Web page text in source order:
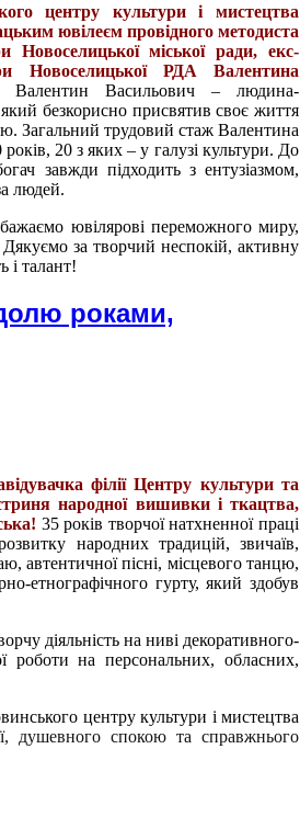
центру культури і мистецтва
ювілеєм провідного методиста
Новоселицької міської ради, екс-
Новоселицької РДА Валентина
Валентин Васильович – людина-
безкорисно присвятив своє життя
Загальний трудовий стаж Валентина
20 з яких – у галузі культури. До
завжди підходить з ентузіазмом,
людей.
ювілярові переможного миру,
за творчий неспокій, активну
і талант!
роками,
філії Центру культури та
народної вишивки і ткацтва,
35 років творчої натхненної праці
народних традицій, звичаїв,
автентичної пісні, місцевого танцю,
етнографічного гурту, який здобув
діяльність на ниві декоративного-
роботи на персональних, обласних,
центру культури і мистецтва
душевного спокою та справжнього